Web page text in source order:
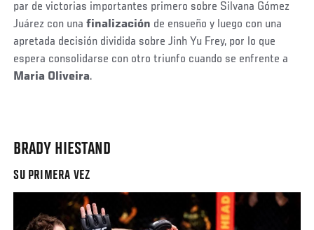
par de victorias importantes primero sobre Silvana Gómez
Juárez con una finalización de ensueño y luego con una
apretada decisión dividida sobre Jinh Yu Frey, por lo que
espera consolidarse con otro triunfo cuando se enfrente a
Maria Oliveira.
BRADY HIESTAND
SU PRIMERA VEZ